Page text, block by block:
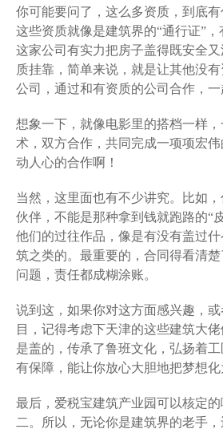
你可能要问了，这么多资质，到底有
这些资质就像是建筑界的“通行证”
这家公司有实力把房子盖得既安全
质挂靠，简单来说，就是让其他没
公司，通过和有资质的公司合作，一
想象一下，就像电影里的搭档一样
术，双方合作，共同完成一项项宏
动人心的合作啊！
当然，这里面也有不少讲究。比如
伙伴，不能是那种拿到钱就跑路的“
他们的过往作品，像是有没有盖过
筑之类的。最重要的，合同得看清
问题，责任都成糊涂账。
说到这，如果你对这方面感兴趣，
目，记得考虑下天津的这些建筑大
是盖的，传承了鲁班文化，弘扬着
有保障，能让你放心大胆地把梦想化
最后，爱税宝建筑产业园可以核定
二。所以，无论你是建筑界的老手